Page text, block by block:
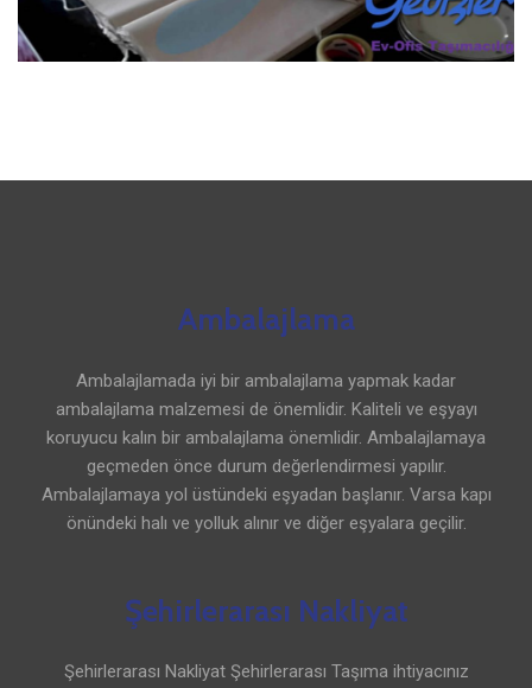
Ambalajlama
Ambalajlamada iyi bir ambalajlama yapmak kadar
ambalajlama malzemesi de önemlidir. Kaliteli ve eşyayı
koruyucu kalın bir ambalajlama önemlidir. Ambalajlamaya
geçmeden önce durum değerlendirmesi yapılır.
Ambalajlamaya yol üstündeki eşyadan başlanır. Varsa kapı
önündeki halı ve yolluk alınır ve diğer eşyalara geçilir.
Şehirlerarası Nakliyat
Şehirlerarası Nakliyat Şehirlerarası Taşıma ihtiyacınız